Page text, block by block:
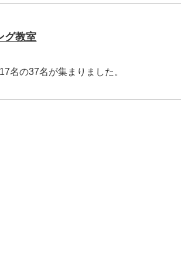
グ教室
名の37名が集まりました。